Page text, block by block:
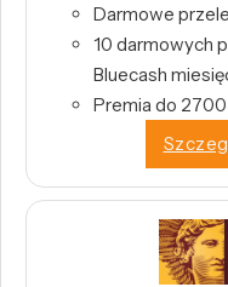
Darmowe
10 darmowych
Bluecash
Premia do 2700